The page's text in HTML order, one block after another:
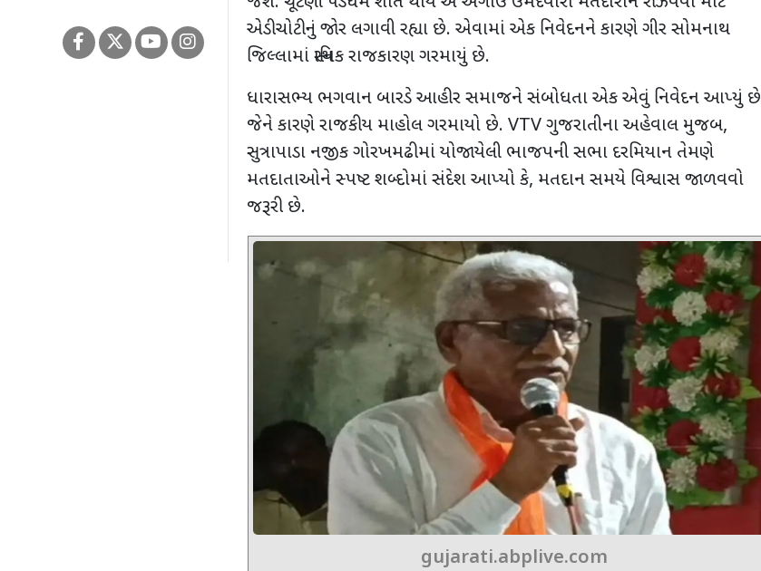
એડીચોટીનું જોર લગાવી રહ્યા છે. એવામાં એક નિવેદનને કારણે ગીર સોમનાથ
જિલ્લામાં સ્થાનિક રાજકારણ ગરમાયું છે.
ધારાસભ્ય ભગવાન બારડે આહીર સમાજને સંબોધતા એક એવું નિવેદન આપ્યું છે
જેને કારણે રાજકીય માહોલ ગરમાયો છે. VTVગુજરાતીના અહેવાલ મુજબ,
સુત્રાપાડા નજીક ગોરખમઢીમાં યોજાયેલી ભાજપની સભા દરમિયાન તેમણે
મતદાતાઓને સ્પષ્ટ શબ્દોમાં સંદેશ આપ્યો કે, મતદાન સમયે વિશ્વાસ જાળવવો
જરૂરી છે.
gujarati.abplive.com